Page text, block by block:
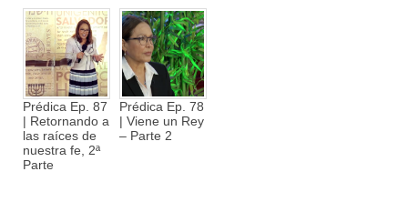
Prédica Ep. 87
| Retornando a
las raíces de
nuestra fe, 2ª
Parte
Prédica Ep. 78
| Viene un Rey
– Parte 2